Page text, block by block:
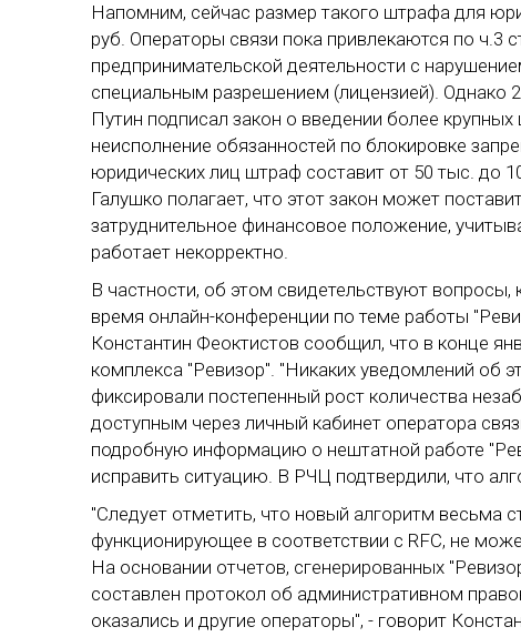
Напомним, сейчас размер такого штрафа для
руб. Операторы связи пока привлекаются по ч.3
предпринимательской деятельности с
специальным разрешением (лицензией). Однако
Путин подписал закон о введении более
неисполнение обязанностей по блокировке
юридических лиц штраф составит от 50 тыс. до
Галушко полагает, что этот закон может
затруднительное финансовое положение,
работает некорректно.
В частности, об этом свидетельствуют
время онлайн-конференции по теме работы
Константин Феоктистов сообщил, что в конце
комплекса "Ревизор". "Никаких уведомлений об
фиксировали постепенный рост количества
доступным через личный кабинет оператора
подробную информацию о нештатной работе
исправить ситуацию. В РЧЦ подтвердили, что
"Следует отметить, что новый алгоритм весьма
функционирующее в соответствии с RFC, не
На основании отчетов, сгенерированных
составлен протокол об административном
оказались и другие операторы", - говорит